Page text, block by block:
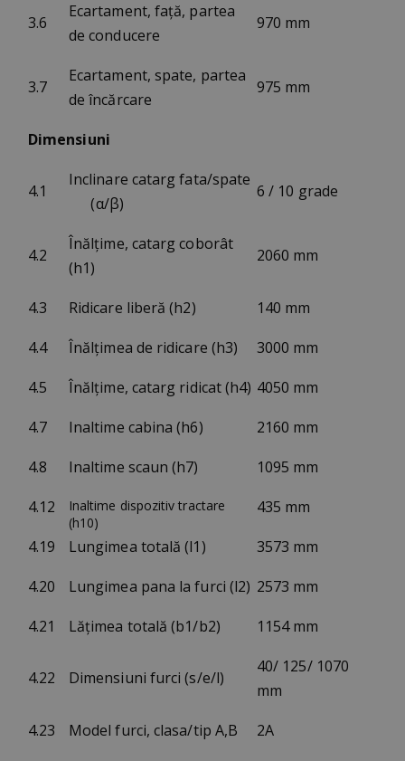
3.6
Ecartament, față, partea
de conducere
970 mm
3.7
Ecartament, spate, partea
de încărcare
975 mm
Dimensiuni
4.1
Inclinare catarg fata/spate
(α/β)
6 / 10 grade
4.2
Înălţime, catarg coborât
(h1)
2060 mm
4.3 Ridicare liberă (h2)
140 mm
4.4
Înălţimea de ridicare (h3)
3000 mm
4.5
Înălţime, catarg ridicat (h4) 4050 mm
4.7
Inaltime cabina (h6)
2160 mm
4.8
Inaltime scaun (h7)
1095 mm
4.12
Inaltime dispozitiv tractare
(h10)
435 mm
4.19
Lungimea totală (l1)
3573 mm
4.20
Lungimea pana la furci (l2) 2573 mm
4.21
Lățimea totală (b1/b2) 1154 mm
4.22 Dimensiuni furci (s/e/l)
40/ 125/ 1070
mm
4.23
Model furci, clasa/tip A,B
2A